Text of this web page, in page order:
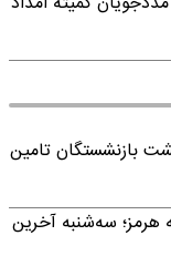
بازنشستگان تامین
سه‌شنبه آخرین